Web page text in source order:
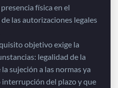
física en el
las autorizaciones legales
objetivo exige la
legalidad de la
sujeción a las normas ya
del plazo y que